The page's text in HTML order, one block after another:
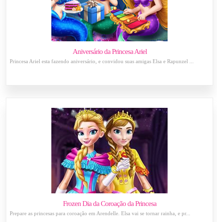
Aniversário da Princesa Ariel
Princesa Ariel esta fazendo aniversário, e convidou suas amigas Elsa e Rapunzel ...
Frozen Dia da Coroação da Princesa
Prepare as princesas para coroação em Arendelle. Elsa vai se tornar rainha, e pr...